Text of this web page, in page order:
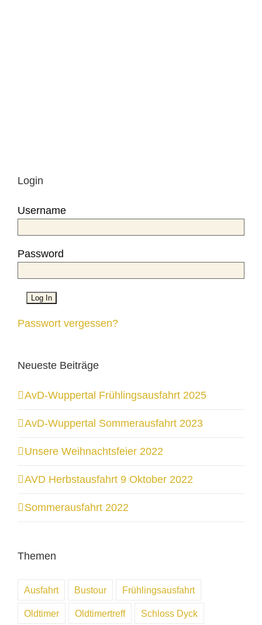
Login
Username
Password
Passwort vergessen?
Neueste Beiträge
AvD-Wuppertal Frühlingsausfahrt 2025
AvD-Wuppertal Sommerausfahrt 2023
Unsere Weihnachtsfeier 2022
AVD Herbstausfahrt 9 Oktober 2022
Sommerausfahrt 2022
Themen
Ausfahrt Bustour Frühlingsausfahrt
Oldtimer Oldtimertreff Schloss Dyck